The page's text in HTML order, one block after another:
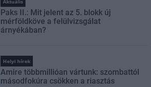
Aktuális
Paks II.: Mit jelent az 5. blokk új
mérföldköve a felülvizsgálat
árnyékában?
Helyi hírek
Amire többmillióan vártunk: szombattól
másodfokúra csökken a riasztás